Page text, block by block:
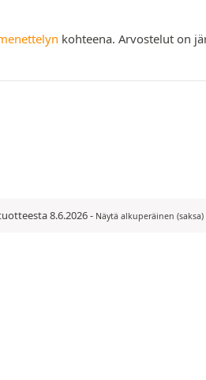
kohteena. Arvostelut on
8.6.2026- Näytä alkuperäinen (saksa)